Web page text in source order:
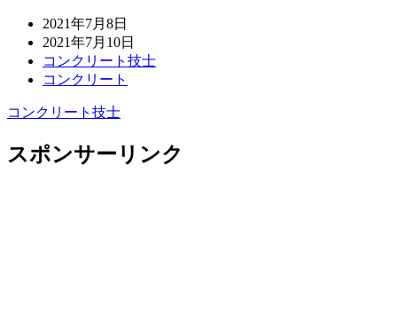
2021年7月8日
2021年7月10日
コンクリート技士
コンクリート
コンクリート技士
スポンサーリンク